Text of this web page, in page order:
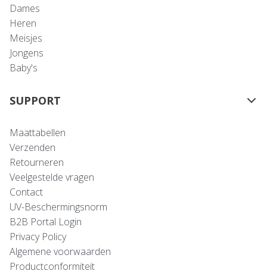
Dames
Heren
Meisjes
Jongens
Baby's
SUPPORT
Maattabellen
Verzenden
Retourneren
Veelgestelde vragen
Contact
UV-Beschermingsnorm
B2B Portal Login
Privacy Policy
Algemene voorwaarden
Productconformiteit